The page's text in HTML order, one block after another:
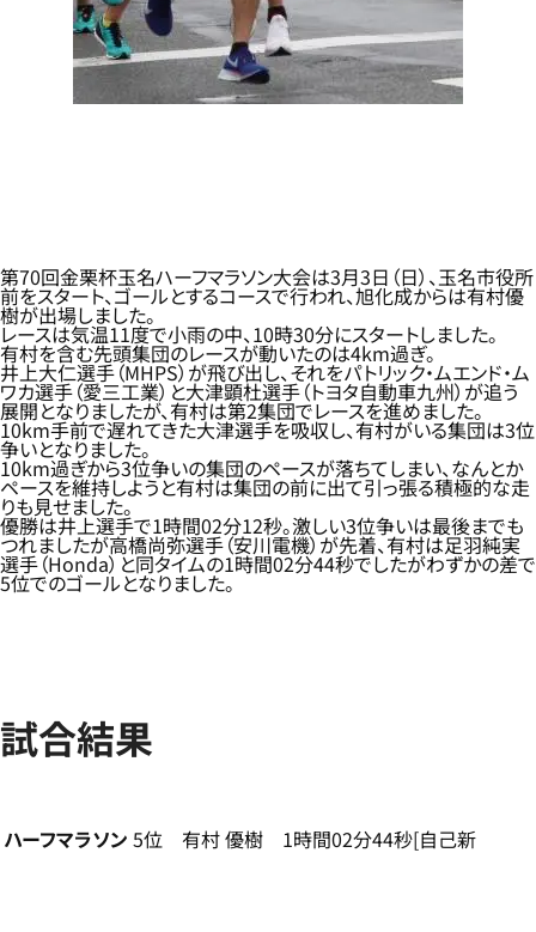
第70回金栗杯玉名ハーフマラソン大会は3月3日（日）、玉名市役所
前をスタート、ゴールとするコースで行われ、旭化成からは有村優
樹が出場しました。
レースは気温11度で小雨の中、10時30分にスタートしました。
有村を含む先頭集団のレースが動いたのは4km過ぎ。
井上大仁選手（MHPS）が飛び出し、それをパトリック・ムエンド・ム
ワカ選手（愛三工業）と大津顕杜選手（トヨタ自動車九州）が追う
展開となりましたが、有村は第2集団でレースを進めました。
10km手前で遅れてきた大津選手を吸収し、有村がいる集団は3位
争いとなりました。
10km過ぎから3位争いの集団のペースが落ちてしまい、なんとか
ペースを維持しようと有村は集団の前に出て引っ張る積極的な走
りも見せました。
優勝は井上選手で1時間02分12秒。激しい3位争いは最後までも
つれましたが高橋尚弥選手（安川電機）が先着、有村は足羽純実
選手（Honda）と同タイムの1時間02分44秒でしたがわずかの差で
5位でのゴールとなりました。
試合結果
ハーフマラソン 5位 有村 優樹 1時間02分44秒[自己新